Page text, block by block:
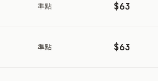
準點 $63
準點 $63